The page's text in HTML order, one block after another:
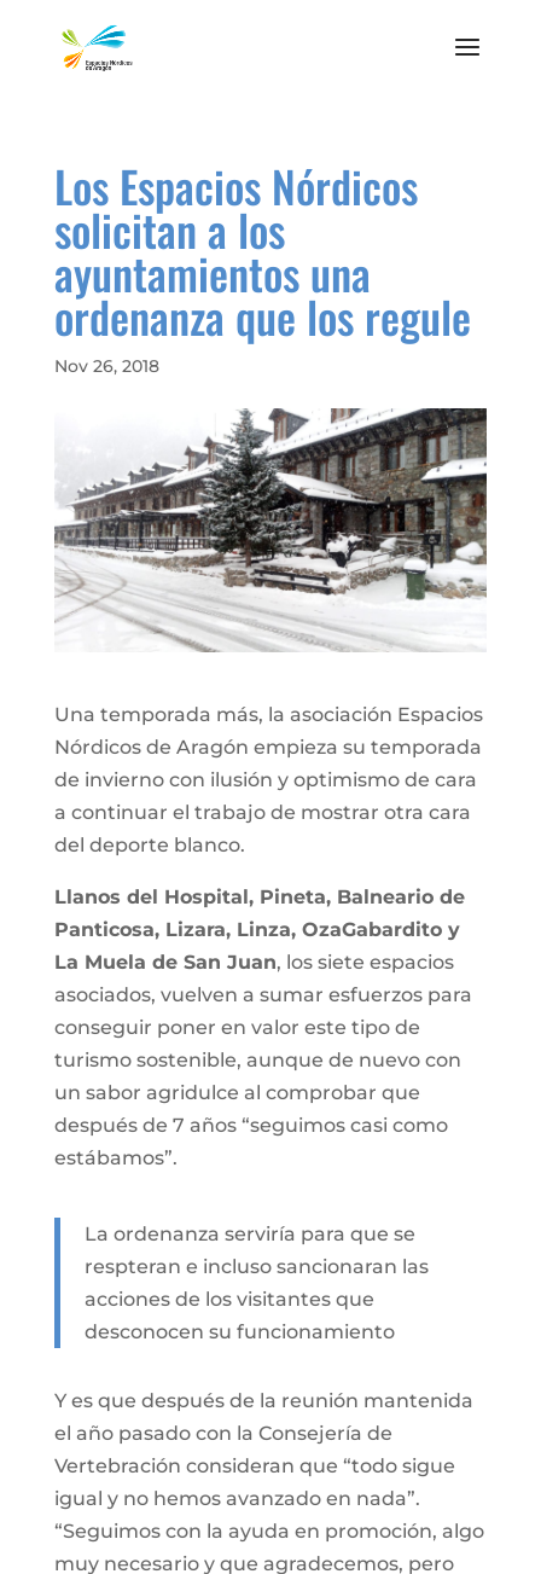
Los Espacios Nórdicos
solicitan a los
ayuntamientos una
ordenanza que los regule
Nov 26, 2018
Una temporada más, la asociación Espacios
Nórdicos de Aragón empieza su temporada
de invierno con ilusión y optimismo de cara
a continuar el trabajo de mostrar otra cara
del deporte blanco.
Llanos del Hospital, Pineta, Balneario de
Panticosa, Lizara, Linza, OzaGabardito y
La Muela de San Juan, los siete espacios
asociados, vuelven a sumar esfuerzos para
conseguir poner en valor este tipo de
turismo sostenible, aunque de nuevo con
un sabor agridulce al comprobar que
después de 7 años “seguimos casi como
estábamos”.
La ordenanza serviría para que se
respteran e incluso sancionaran las
acciones de los visitantes que
desconocen su funcionamiento
Y es que después de la reunión mantenida
el año pasado con la Consejería de
Vertebración consideran que “todo sigue
igual y no hemos avanzado en nada”.
“Seguimos con la ayuda en promoción, algo
muy necesario y que agradecemos, pero